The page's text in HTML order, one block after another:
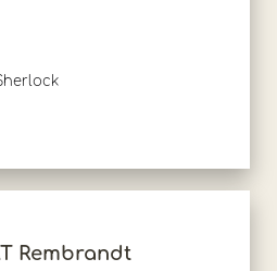
Rembrandt